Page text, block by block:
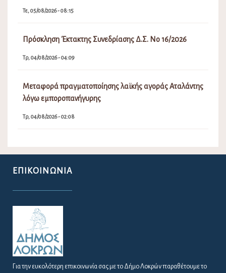
Τε, 05/08/2026 - 08:15
Πρόσκληση Έκτακτης Συνεδρίασης Δ.Σ. Νο 16/2026
Τρ, 04/08/2026 - 04:09
Μεταφορά πραγματοποίησης λαϊκής αγοράς Αταλάντης
λόγω εμποροπανήγυρης
Τρ, 04/08/2026 - 02:08
ΕΠΙΚΟΙΝΩΝΊΑ
Για την ευκολότερη επικοινωνία σας με το Δήμο Λοκρών παραθέτουμε το